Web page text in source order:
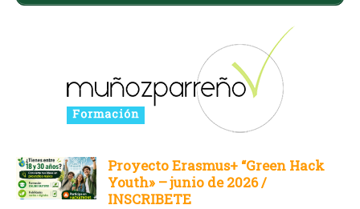
Proyecto Erasmus+ “Green Hack
Youth» – junio de 2026 /
INSCRIBETE